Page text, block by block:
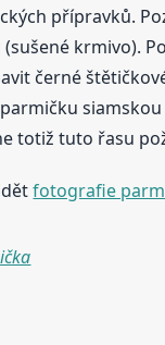
přípravků.
krmivo).
černé
totiž tuto řasu
fotografie